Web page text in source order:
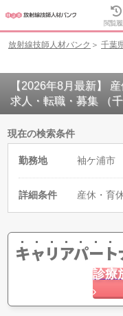
閲覧
放射線技師人材バンク 千葉
【2026年8月最新】
求人・転職・募集 （
現在の検索条件
勤務地 袖ケ浦市
詳細条件 産休・育
キャリアパート
診療